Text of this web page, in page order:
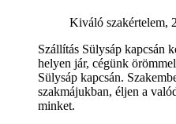
Kiváló szakértelem,
Szállítás Sülysáp kapcsán
helyen jár, cégünk
Sülysáp kapcsán.
szakmájukban, éljen a
minket.